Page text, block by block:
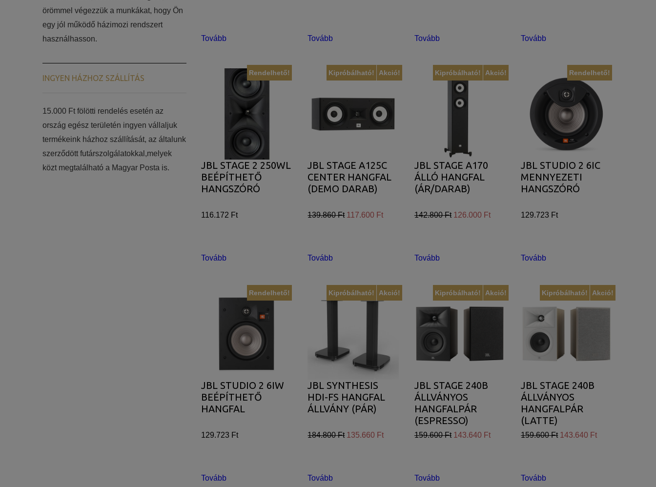
Tovább Tovább Tovább Tovább
Rendelhető!
JBL STAGE 2 250WL
BEÉPÍTHETŐ
HANGSZÓRÓ
116.172 Ft
Tovább
Akció!
Kipróbálható!
JBL STAGE A125C
CENTER HANGFAL
(DEMO DARAB)
139.860 Ft 117.600 Ft
Tovább
Akció!
Kipróbálható!
JBL STAGE A170
ÁLLÓ HANGFAL
(ÁR/DARAB)
142.800 Ft 126.000 Ft
Tovább
Rendelhető!
JBL STUDIO 2 6IC
MENNYEZETI
HANGSZÓRÓ
129.723 Ft
Tovább
Rendelhető!
JBL STUDIO 2 6IW
BEÉPÍTHETŐ
HANGFAL
129.723 Ft
Tovább
Akció!
Kipróbálható!
JBL SYNTHESIS
HDI-FS HANGFAL
ÁLLVÁNY (PÁR)
184.800 Ft 135.660 Ft
Tovább
Akció!
Kipróbálható!
JBL STAGE 240B
ÁLLVÁNYOS
HANGFALPÁR
(ESPRESSO)
159.600 Ft 143.640 Ft
Tovább
Akció!
Kipróbálható!
JBL STAGE 240B
ÁLLVÁNYOS
HANGFALPÁR
(LATTE)
159.600 Ft 143.640 Ft
Tovább
örömmel végezzük a munkákat, hogy Ön
egy jól működő házimozi rendszert
használhasson.
INGYEN HÁZHOZ SZÁLLÍTÁS
15.000 Ft fölötti rendelés esetén az
ország egész területén ingyen vállaljuk
termékeink házhoz szállítását, az általunk
szerződött futárszolgálatokkal,melyek
közt megtalálható a Magyar Posta is.